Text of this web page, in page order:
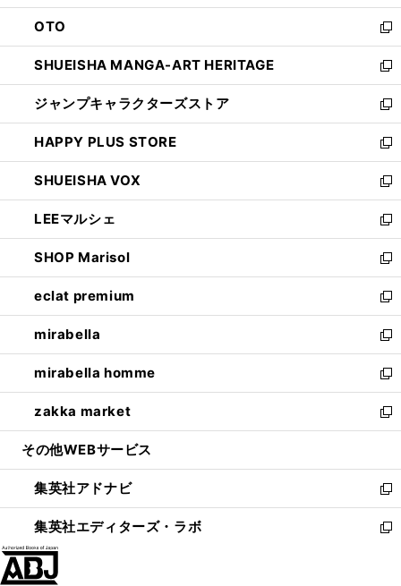
ウ
で
開
く
ン
ド
ウ
で
開
く
OTO
新
し
い
ウ
ィ
ン
ド
ウ
で
開
く
SHUEISHA MANGA-ART HERITAGE
新
し
い
ウ
ィ
ン
ド
ウ
で
開
く
ジャンプキャラクターズストア
新
し
い
ウ
ィ
ン
ド
ウ
で
開
く
HAPPY PLUS STORE
新
し
い
ウ
ィ
ン
ド
ウ
で
開
く
SHUEISHA VOX
新
し
い
ウ
ィ
ン
ド
ウ
で
開
く
LEEマルシェ
新
し
い
ウ
ィ
ン
ド
ウ
で
開
く
SHOP Marisol
新
し
い
ウ
ィ
ン
ド
ウ
で
開
eclat premium
新
し
い
ウ
ィ
ン
ド
ウ
開
く
mirabella
新
し
い
ウ
ィ
ン
ウ
で
開
く
mirabella homme
新
し
い
ウ
ン
ド
ウ
で
zakka market
新
し
ウ
ィ
ン
ド
その他WEBサービス
集英社アドナビ
新
し
い
集英社エディターズ・ラボ
新